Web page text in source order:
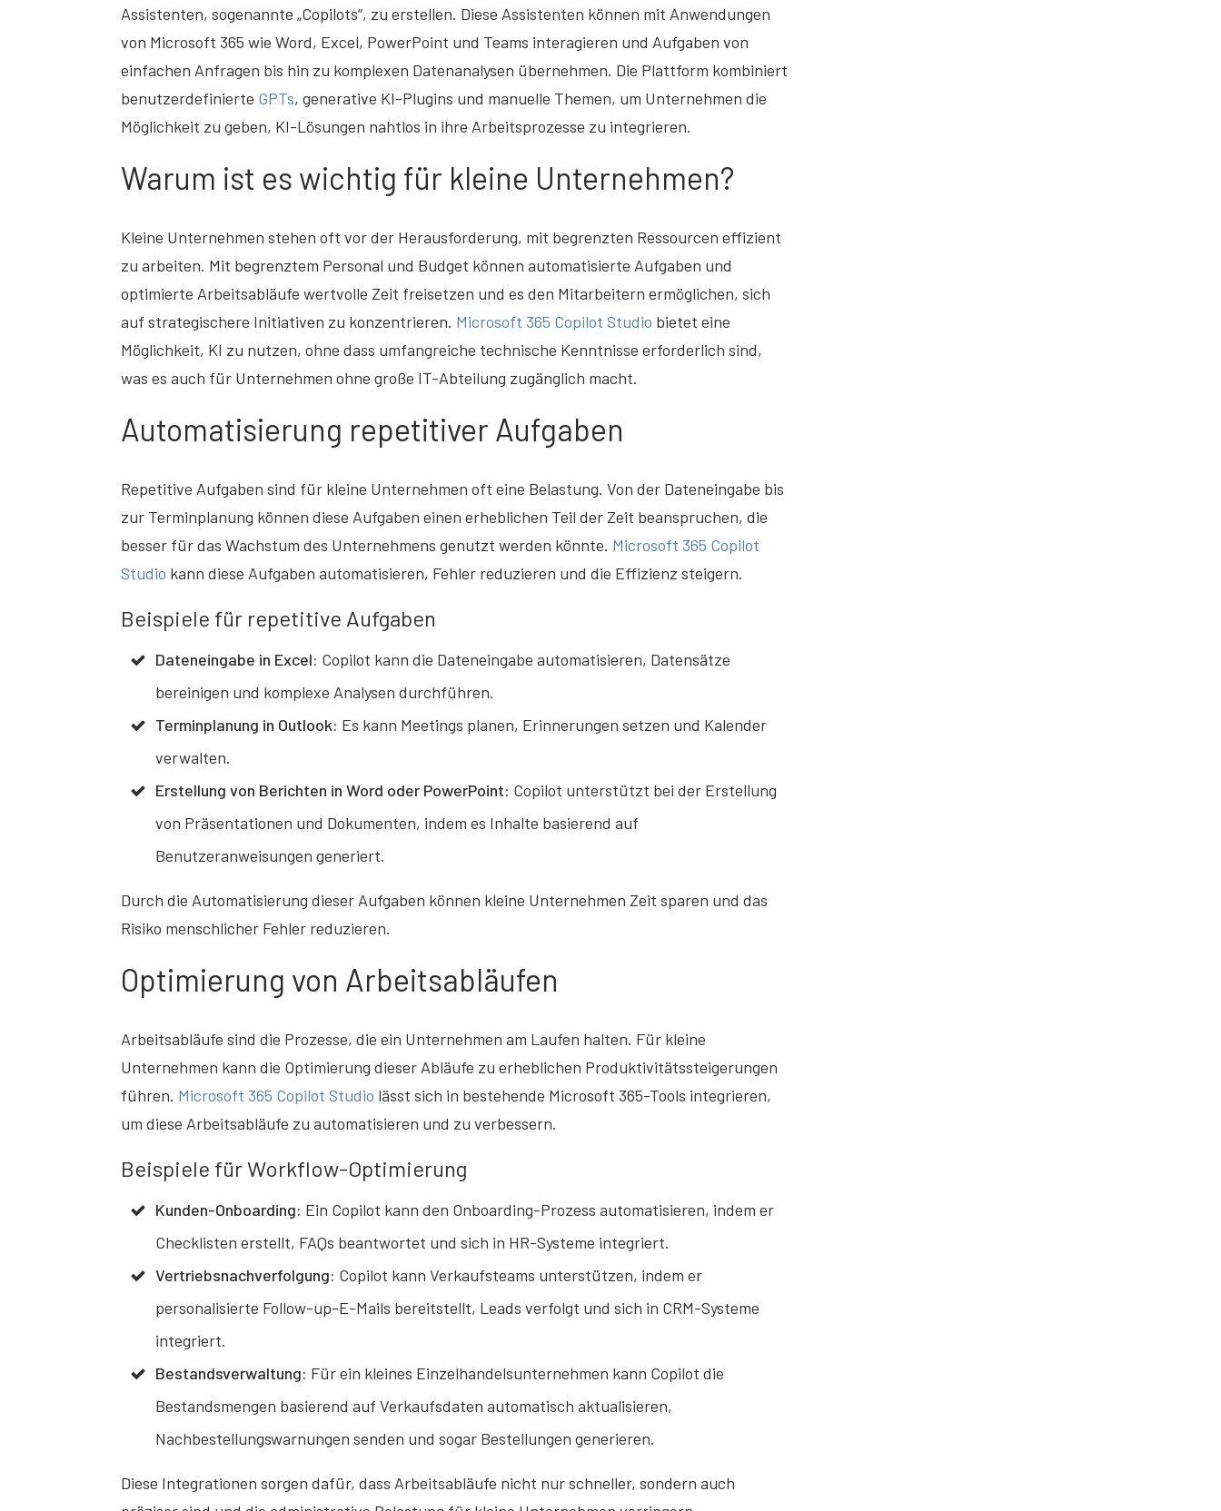
Assistenten, sogenannte „Copilots“, zu erstellen. Diese Assistenten können mit Anwendungen
von Microsoft 365 wie Word, Excel, PowerPoint und Teams interagieren und Aufgaben von
einfachen Anfragen bis hin zu komplexen Datenanalysen übernehmen. Die Plattform kombiniert
benutzerdefinierte GPTs, generative KI-Plugins und manuelle Themen, um Unternehmen die
Möglichkeit zu geben, KI-Lösungen nahtlos in ihre Arbeitsprozesse zu integrieren.
Warum ist es wichtig für kleine Unternehmen?
Kleine Unternehmen stehen oft vor der Herausforderung, mit begrenzten Ressourcen effizient
zu arbeiten. Mit begrenztem Personal und Budget können automatisierte Aufgaben und
optimierte Arbeitsabläufe wertvolle Zeit freisetzen und es den Mitarbeitern ermöglichen, sich
auf strategischere Initiativen zu konzentrieren. Microsoft 365 Copilot Studio bietet eine
Möglichkeit, KI zu nutzen, ohne dass umfangreiche technische Kenntnisse erforderlich sind,
was es auch für Unternehmen ohne große IT-Abteilung zugänglich macht.
Automatisierung repetitiver Aufgaben
Repetitive Aufgaben sind für kleine Unternehmen oft eine Belastung. Von der Dateneingabe bis
zur Terminplanung können diese Aufgaben einen erheblichen Teil der Zeit beanspruchen, die
besser für das Wachstum des Unternehmens genutzt werden könnte. Microsoft 365 Copilot
Studio kann diese Aufgaben automatisieren, Fehler reduzieren und die Effizienz steigern.
Beispiele für repetitive Aufgaben
Dateneingabe in Excel: Copilot kann die Dateneingabe automatisieren, Datensätze
bereinigen und komplexe Analysen durchführen.
Terminplanung in Outlook: Es kann Meetings planen, Erinnerungen setzen und Kalender
verwalten.
Erstellung von Berichten in Word oder PowerPoint: Copilot unterstützt bei der Erstellung
von Präsentationen und Dokumenten, indem es Inhalte basierend auf
Benutzeranweisungen generiert.
Durch die Automatisierung dieser Aufgaben können kleine Unternehmen Zeit sparen und das
Risiko menschlicher Fehler reduzieren.
Optimierung von Arbeitsabläufen
Arbeitsabläufe sind die Prozesse, die ein Unternehmen am Laufen halten. Für kleine
Unternehmen kann die Optimierung dieser Abläufe zu erheblichen Produktivitätssteigerungen
führen. Microsoft 365 Copilot Studio lässt sich in bestehende Microsoft 365-Tools integrieren,
um diese Arbeitsabläufe zu automatisieren und zu verbessern.
Beispiele für Workflow-Optimierung
Kunden-Onboarding: Ein Copilot kann den Onboarding-Prozess automatisieren, indem er
Checklisten erstellt, FAQs beantwortet und sich in HR-Systeme integriert.
Vertriebsnachverfolgung: Copilot kann Verkaufsteams unterstützen, indem er
personalisierte Follow-up-E-Mails bereitstellt, Leads verfolgt und sich in CRM-Systeme
integriert.
Bestandsverwaltung: Für ein kleines Einzelhandelsunternehmen kann Copilot die
Bestandsmengen basierend auf Verkaufsdaten automatisch aktualisieren,
Nachbestellungswarnungen senden und sogar Bestellungen generieren.
Diese Integrationen sorgen dafür, dass Arbeitsabläufe nicht nur schneller, sondern auch